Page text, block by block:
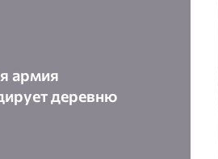
армия
деревню